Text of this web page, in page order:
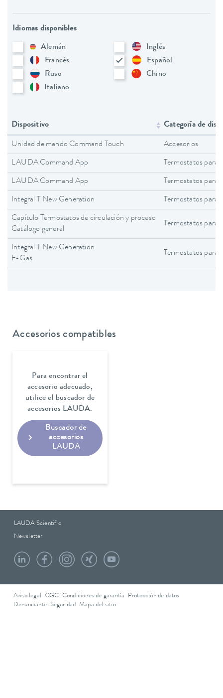
Idiomas disponibles
Alemán
Inglés
Francés
Español
Ruso
Chino
Italiano
Dispositivo Categoría de
Unidad de mando Command Touch Accesorios
LAUDA Command App Termostatos para
LAUDA Command App Termostatos para
Integral T New Generation Termostatos para
Capítulo Termostatos de circulación y proceso
Catálogo general
Termostatos para
Integral T New Generation
F-Gas
Termostatos para
Accesorios compatibles
Para encontrar el
accesorio adecuado,
utilice el buscador de
accesorios LAUDA.
Buscador de
accesorios
LAUDA
LAUDA Scientific
Newsletter
Aviso legal CGC Condiciones de garantía
Protección de datos
Denunciante Seguridad Mapa del sitio